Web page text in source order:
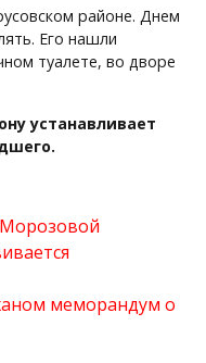
районе. Днем
Его нашли
туалете, во дворе
устанавливает
меморандум о